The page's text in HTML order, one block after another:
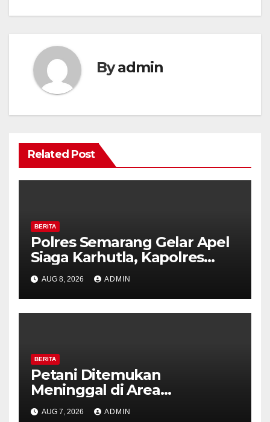
Byadmin
Related Post
BERITA
Polres Semarang Gelar Apel
Siaga Karhutla, Kapolres
Tekankan Sinergi dan
Kesiapsiagaan Hadapi Musim
Kemarau.
AUG 8, 2026 ADMIN
BERITA
Petani Ditemukan
Meninggal di Area
Persawahan Kalibeji, Polisi
AUG 7, 2026 ADMIN